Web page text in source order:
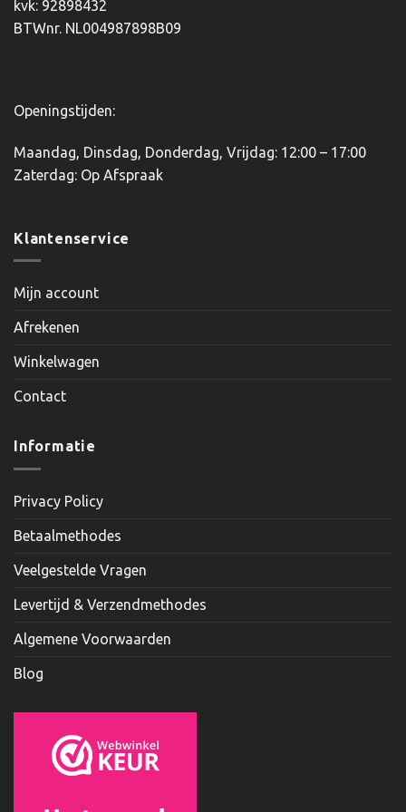
op
de
kvk: 92898432
BTWnr. NL004987898B09
Openingstijden:
Maandag, Dinsdag, Donderdag, Vrijdag: 12:00 – 17:00
Zaterdag: Op Afspraak
Klantenservice
Mijn account
Afrekenen
Winkelwagen
Contact
Informatie
Privacy Policy
Betaalmethodes
Veelgestelde Vragen
Levertijd & Verzendmethodes
Algemene Voorwaarden
Blog